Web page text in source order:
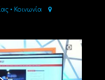
• Κοινωνία